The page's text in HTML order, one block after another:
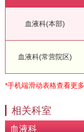
血液科(本部)
血液科(常营院区)
*手机端滑动表格查看更多
相关科室
血液科